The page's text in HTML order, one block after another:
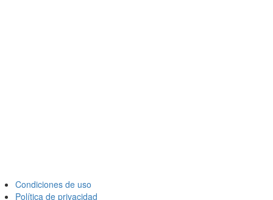
Condiciones de uso
Política de privacidad